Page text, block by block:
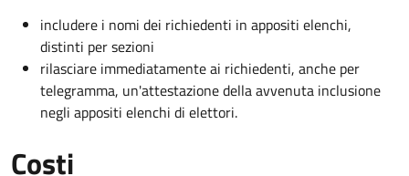
includere i nomi dei richiedenti in appositi elenchi,
distinti per sezioni
rilasciare immediatamente ai richiedenti, anche per
telegramma, un'attestazione della avvenuta inclusione
negli appositi elenchi di elettori.
Costi